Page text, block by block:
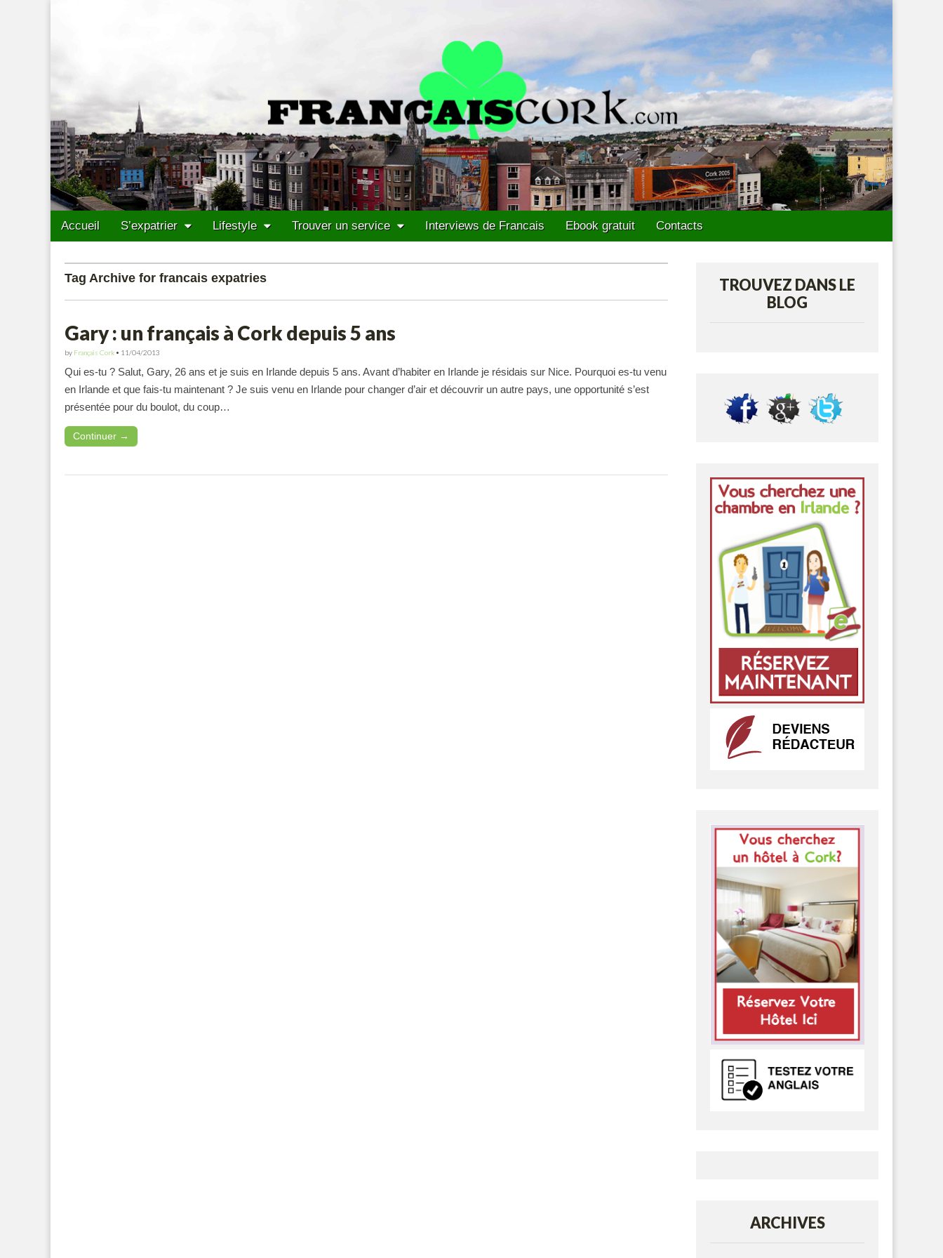
Main menu
Skip to content
Accueil S’expatrier Lifestyle Trouver un service Interviews de Francais Ebook gratuit Contacts
Tag Archive for francais expatries
Gary : un français à Cork depuis 5 ans
by Français Cork • 11/04/2013
Qui es-tu ? Salut, Gary, 26 ans et je suis en Irlande depuis 5 ans. Avant d’habiter en Irlande je résidais sur Nice. Pourquoi es-tu venu
en Irlande et que fais-tu maintenant ? Je suis venu en Irlande pour changer d’air et découvrir un autre pays, une opportunité s’est
présentée pour du boulot, du coup…
Continuer →
TROUVEZ DANS LE
BLOG
ARCHIVES